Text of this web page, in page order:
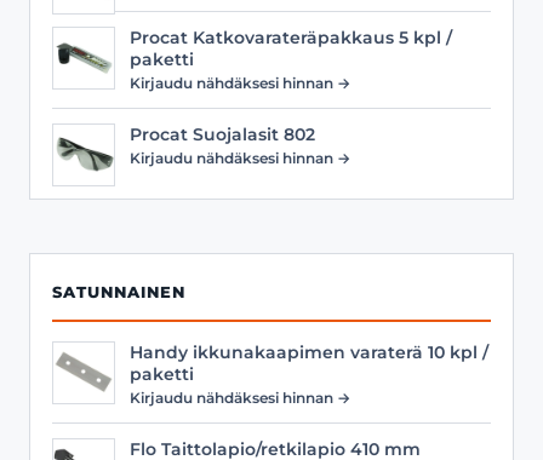
Procat Katkovarateräpakkaus 5 kpl /
paketti
Kirjaudu nähdäksesi hinnan →
Procat Suojalasit 802
Kirjaudu nähdäksesi hinnan →
SATUNNAINEN
Handy ikkunakaapimen varaterä 10 kpl /
paketti
Kirjaudu nähdäksesi hinnan →
Flo Taittolapio/retkilapio 410 mm